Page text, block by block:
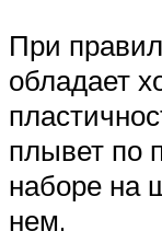
При
обладает
плывет по
наборе на
нем.